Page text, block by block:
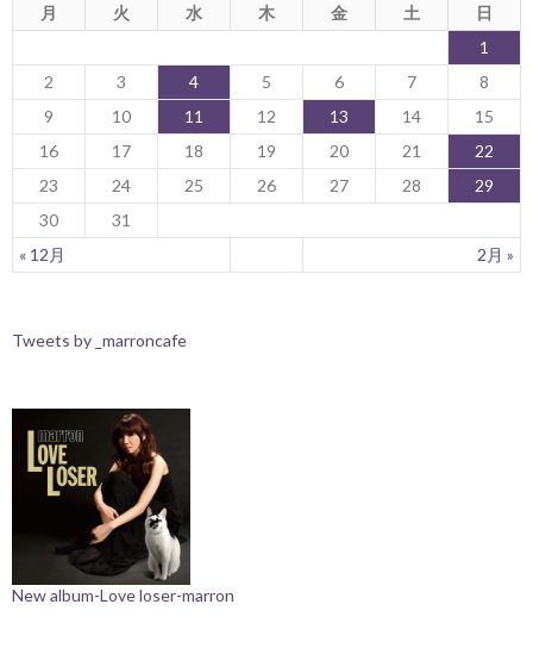
月 火 水 木 金 土 日
« 12月 2月 »
1
2
3 4 5 6 7
8
9
10 11 12 13 14
15
16
17 18 19 20 21
22
23
24 25 26 27 28
29
30
31
Tweets by _marroncafe
New album-Love loser-marron